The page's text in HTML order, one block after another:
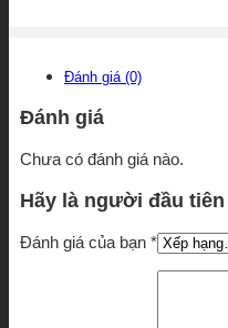
Đánh giá (0)
Đánh giá
Chưa có đánh giá nào.
Hãy là người đầu
Đánh giá của bạn *